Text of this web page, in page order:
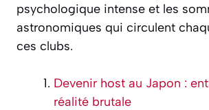
psychologique intense et les
astronomiques qui circulent
ces clubs.
Devenir host au Japon :
réalité brutale